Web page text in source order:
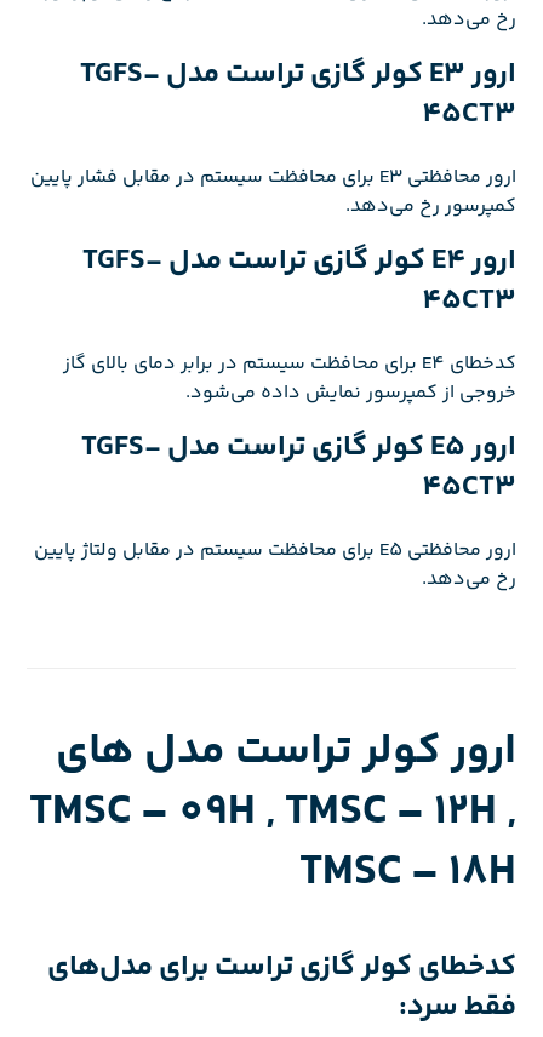
رخ می‌دهد.
ارور E3 کولر گازی تراست مدل TGFS-
45CT3
ارور محافظتی E3 برای محافظت سیستم در مقابل فشار پایین
کمپرسور رخ می‌دهد.
ارور E4 کولر گازی تراست مدل TGFS-
45CT3
کدخطای E4 برای محافظت سیستم در برابر دمای بالای گاز
خروجی از کمپرسور نمایش داده می‌شود.
ارور E5 کولر گازی تراست مدل TGFS-
45CT3
ارور محافظتی E5 برای محافظت سیستم در مقابل ولتاژ پایین
رخ می‌دهد.
ارور کولر تراست مدل های
TMSC – 09H , TMSC – 12H ,
TMSC – 18H
کدخطای کولر گازی تراست برای مدل‌های
فقط سرد: